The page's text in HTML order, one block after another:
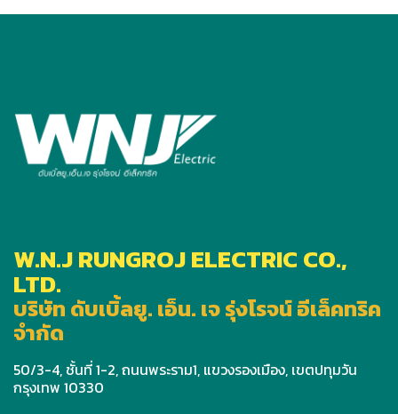
W.N.J RUNGROJ ELECTRIC CO.,
LTD.
บริษัท ดับเบิ้ลยู. เอ็น. เจ รุ่งโรจน์ อีเล็คทริค
จำกัด
50/3-4, ชั้นที่ 1-2, ถนนพระราม1, แขวงรองเมือง, เขตปทุมวัน
กรุงเทพ 10330